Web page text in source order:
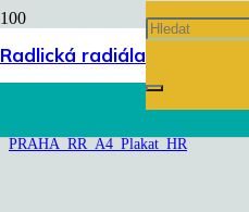
Radlická radiála
PRAHA_RR_A4_Plakat_HR